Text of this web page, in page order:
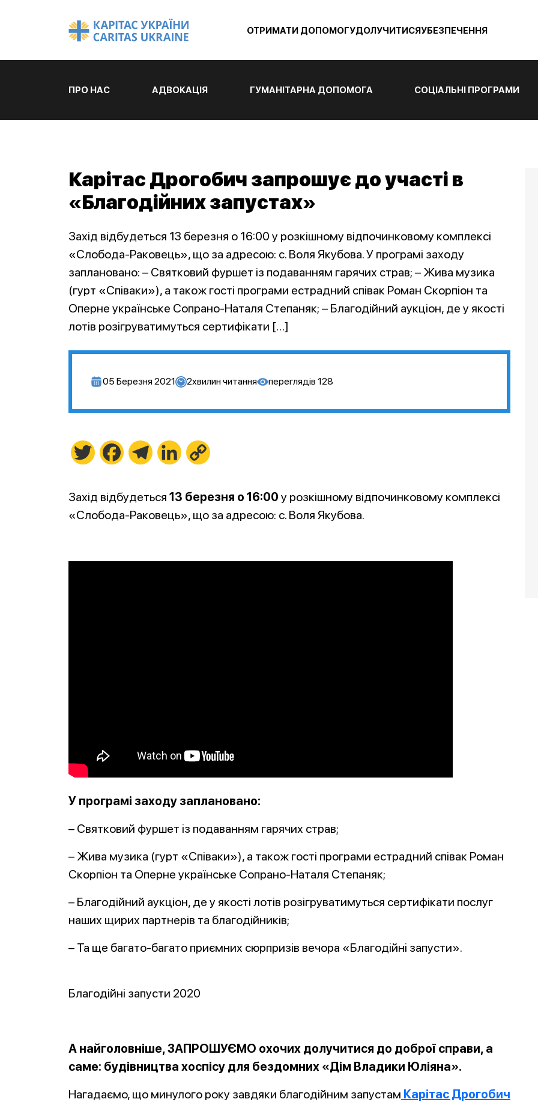
ОТРИМАТИ ДОПОМОГУДОЛУЧИТИСЯУБЕЗПЕЧЕННЯ
ПРО НАС АДВОКАЦІЯ ГУМАНІТАРНА ДОПОМОГА СОЦІАЛЬНІ ПРОГРАМИ
Карітас Дрогобич запрошує до участі в
«Благодійних запустах»
Захід відбудеться 13 березня о 16:00 у розкішному відпочинковому комплексі
«Слобода-Раковець», що за адресою: с. Воля Якубова. У програмі заходу
заплановано: – Святковий фуршет із подаванням гарячих страв; – Жива музика
(гурт «Співаки»), а також гості програми естрадний співак Роман Скорпіон та
Оперне українське Сопрано-Наталя Степаняк; – Благодійний аукціон, де у якості
лотів розігруватимуться сертифікати […]
05 Березня 2021 2хвилин читання переглядів 128
Twitter FacebookTelegramLinkedIn
Захід відбудеться 13 березня о 16:00 у розкішному відпочинковому комплексі
«Слобода-Раковець», що за адресою: с. Воля Якубова.
У програмі заходу заплановано:
– Святковий фуршет із подаванням гарячих страв;
– Жива музика (гурт «Співаки»), а також гості програми естрадний співак Роман
Скорпіон та Оперне українське Сопрано-Наталя Степаняк;
– Благодійний аукціон, де у якості лотів розігруватимуться сертифікати послуг
наших щирих партнерів та благодійників;
– Та ще багато-багато приємних сюрпризів вечора «Благодійні запусти».
Благодійні запусти 2020
А найголовніше, ЗАПРОШУЄМО охочих долучитися до доброї справи, а
саме: будівництва хоспісу для бездомних «Дім Владики Юліяна».
Нагадаємо, що минулого року завдяки благодійним запустам Карітас Дрогобич